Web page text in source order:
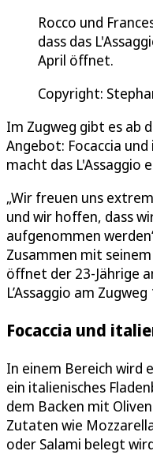
Rocco und
dass das
April öffnet.
Copyright:
Im Zugweg gibt es ab
Angebot: Focaccia
macht das L'Assaggio
„Wir freuen uns
und wir hoffen, dass
aufgenommen
Zusammen mit
öffnet der 23-Jährige
L’Assaggio am Zugweg
Focaccia und
In einem Bereich wird
ein italienisches
dem Backen mit
Zutaten wie
oder Salami belegt